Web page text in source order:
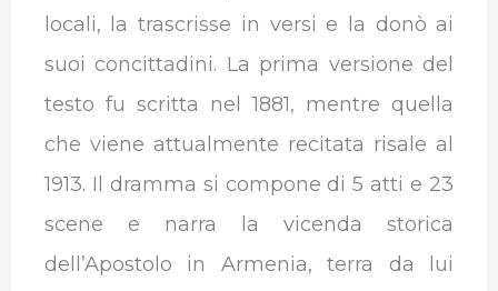
locali, la trascrisse in versi e la donò ai
suoi concittadini. La prima versione del
testo fu scritta nel 1881, mentre quella
che viene attualmente recitata risale al
1913. Il dramma si compone di 5 atti e 23
scene e narra la vicenda storica
dell’Apostolo in Armenia, terra da lui